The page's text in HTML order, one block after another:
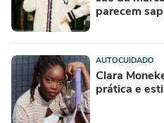
parecem
AUTOCUIDADO
Clara
prática e